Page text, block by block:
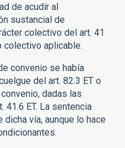
de acudir al
sustancial de
colectivo del art. 41
colectivo aplicable.
convenio se había
del art. 82.3 ET o
dadas las
41.6 ET. La sentencia
vía, aunque lo hace